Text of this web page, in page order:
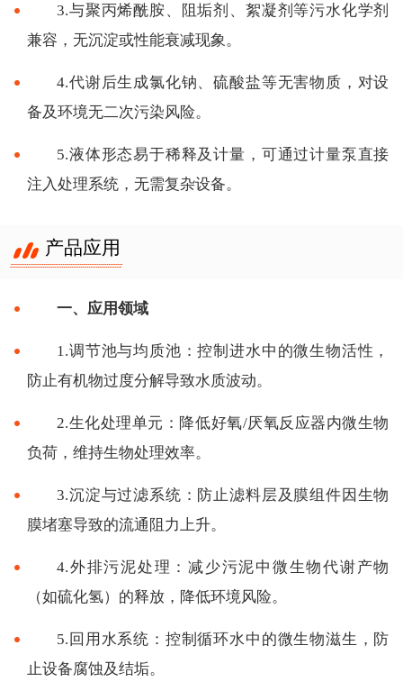
3.与聚丙烯酰胺、阻垢剂、絮凝剂等污水化学剂
兼容，无沉淀或性能衰减现象。
4.代谢后生成氯化钠、硫酸盐等无害物质，对设
备及环境无二次污染风险。
5.液体形态易于稀释及计量，可通过计量泵直接
注入处理系统，无需复杂设备。
产品应用
一、应用领域
1.调节池与均质池：控制进水中的微生物活性，
防止有机物过度分解导致水质波动。
2.生化处理单元：降低好氧/厌氧反应器内微生物
负荷，维持生物处理效率。
3.沉淀与过滤系统：防止滤料层及膜组件因生物
膜堵塞导致的流通阻力上升。
4.外排污泥处理：减少污泥中微生物代谢产物
（如硫化氢）的释放，降低环境风险。
5.回用水系统：控制循环水中的微生物滋生，防
止设备腐蚀及结垢。